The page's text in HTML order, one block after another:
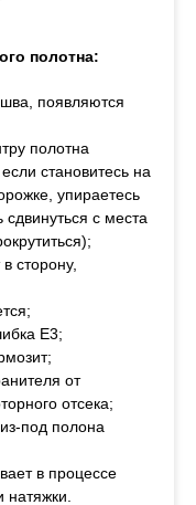
полотна:
появляются
полотна
становитесь на
упираетесь
сдвинуться с места
сторону,
Е3;
от
отсека;
под полона
в процессе
натяжки.